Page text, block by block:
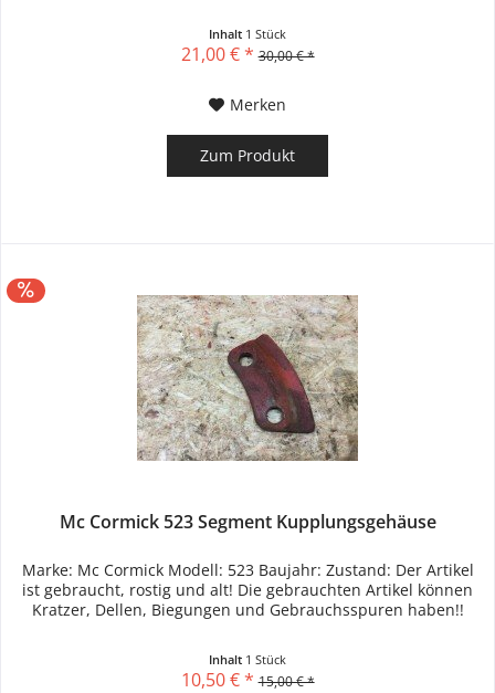
Inhalt 1 Stück
21,00 € * 30,00 € *
Merken
Zum Produkt
Mc Cormick 523 Segment Kupplungsgehäuse
Marke: Mc Cormick Modell: 523 Baujahr: Zustand: Der Artikel
ist gebraucht, rostig und alt! Die gebrauchten Artikel können
Kratzer, Dellen, Biegungen und Gebrauchsspuren haben!!
Inhalt 1 Stück
10,50 € * 15,00 € *